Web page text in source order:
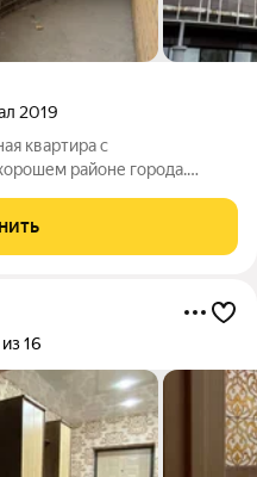
2019
квартира с
районе города.
свои идеи по своему
16